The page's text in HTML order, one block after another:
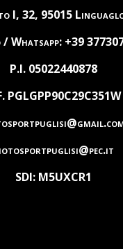
I, 32, 95015
/ Whatsapp: +39
P.I. 05022440878
PGLGPP90C29C351W
SDI: M5UXCR1